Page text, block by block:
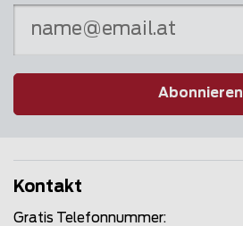
Abonnieren
Kontakt
Gratis Telefonnummer: